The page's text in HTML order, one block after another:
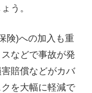
う。
険)への加入も重
などで事故が発
賠償などがカバ
を大幅に軽減で